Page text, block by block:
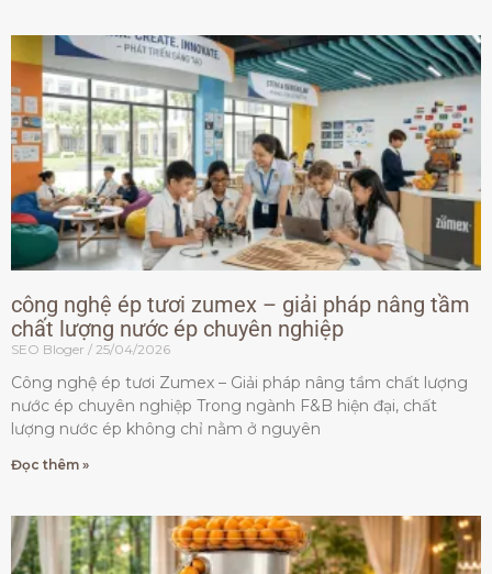
công nghệ ép tươi zumex – giải pháp nâng tầm
chất lượng nước ép chuyên nghiệp
SEO Bloger 25/04/2026
Công nghệ ép tươi Zumex – Giải pháp nâng tầm chất lượng
nước ép chuyên nghiệp Trong ngành F&B hiện đại, chất
lượng nước ép không chỉ nằm ở nguyên
Đọc thêm »